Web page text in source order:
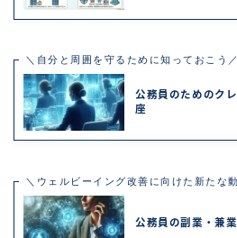
＼自分と周囲を守るために知っておこう／
公務員のためのク
座
＼ウェルビーイング改善に向けた新たな
公務員の副業・兼業